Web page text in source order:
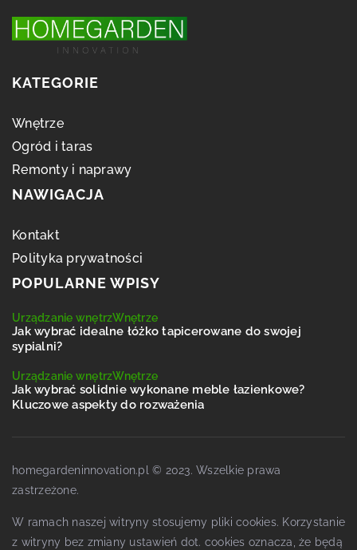
KATEGORIE
Wnętrze
Ogród i taras
Remonty i naprawy
NAWIGACJA
Kontakt
Polityka prywatności
POPULARNE WPISY
Urządzanie wnętrzWnętrze
Jak wybrać idealne łóżko tapicerowane do swojej
sypialni?
Urządzanie wnętrzWnętrze
Jak wybrać solidnie wykonane meble łazienkowe?
Kluczowe aspekty do rozważenia
homegardeninnovation.pl © 2023. Wszelkie prawa
zastrzeżone.
W ramach naszej witryny stosujemy pliki cookies. Korzystanie
z witryny bez zmiany ustawień dot. cookies oznacza, że będą